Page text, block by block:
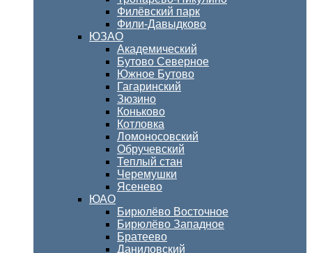
Филёвский парк
Фили-Давыдково
ЮЗАО
Академический
Бутово Северное
Южное Бутово
Гагаринский
Зюзино
Коньково
Котловка
Ломоносовский
Обручевский
Теплый стан
Черемушки
Ясенево
ЮАО
Бирюлёво Восточное
Бирюлёво Западное
Братеево
Даниловский